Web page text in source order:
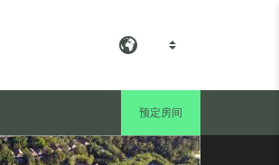
预定房间